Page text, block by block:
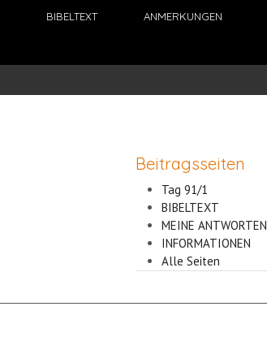
BIBELTEXT ANMERKUNGEN
Beitragsseiten
Tag 91/1
BIBELTEXT
MEINE ANTWORTEN
INFORMATIONEN
Alle Seiten